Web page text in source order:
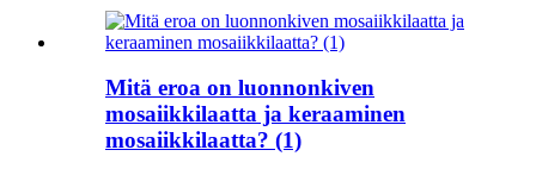
Mitä eroa on luonnonkiven
mosaiikkilaatta ja keraaminen
mosaiikkilaatta? (1)